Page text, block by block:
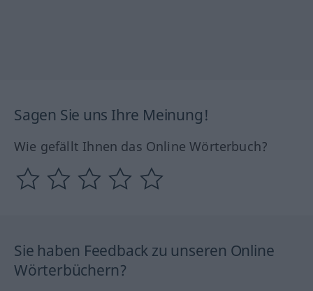
Sagen Sie uns Ihre Meinung!
Wie gefällt Ihnen das Online Wörterbuch?
Sie haben Feedback zu unseren Online
Wörterbüchern?